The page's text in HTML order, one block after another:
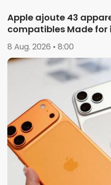
Apple ajoute 43
compatibles Made for
8 Aug. 2026 • 8:00